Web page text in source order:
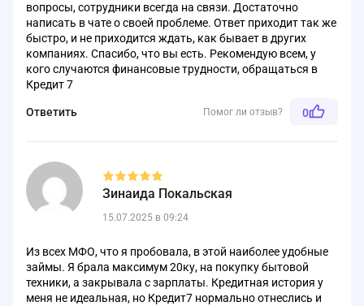
вопросы, сотрудники всегда на связи. Достаточно
написать в чате о своей проблеме. Ответ приходит так же
быстро, и не приходится ждать, как бывает в других
компаниях. Спасибо, что вы есть. Рекомендую всем, у
кого случаются финансовые трудности, обращаться в
Кредит 7
Ответить Помог ли отзыв? 0
Зинаида Покальская
15.07.2025 в 09:24
Из всех МФО, что я пробовала, в этой наиболее удобные
займы. Я брала максимум 20ку, на покупку бытовой
техники, а закрывала с зарплаты. Кредитная история у
меня не идеальная, но Кредит7 нормально отнеслись и